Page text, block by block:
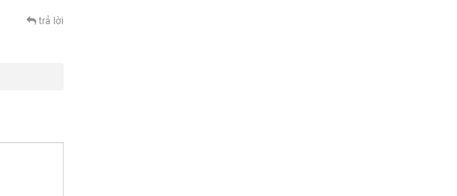
trả lời